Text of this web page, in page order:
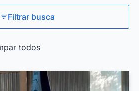
Filtrar busca
todos